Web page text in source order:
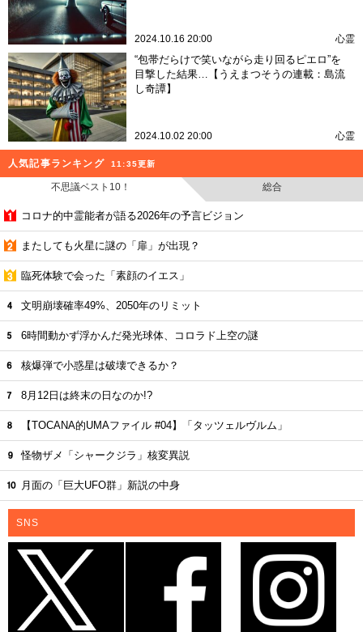
2024.10.16 20:00 心霊
“包帯だらけで笑いながら走り回るピエロ”を
目撃した結果…【うえまつそうの連載：島流
し奇譚】
2024.10.02 20:00 心霊
人気記事ランキング 11:35更新
不思議ベスト10！ 総合
コロナ的中霊能者が語る2026年の予言ビジョン
またしても火星に謎の「扉」が出現？
臨死体験で会った「素顔のイエス」
文明崩壊確率49%、2050年のリミット
6時間動かず浮かんだ発光球体、コロラド上空の謎
核爆弾で小惑星は破壊できるか？
8月12日は終末の日なのか!?
【TOCANA的UMAファイル #04】「タッツェルヴルム」
怪物ザメ「シャークジラ」核変異説
月面の「巨大UFO群」新説の中身
SNS